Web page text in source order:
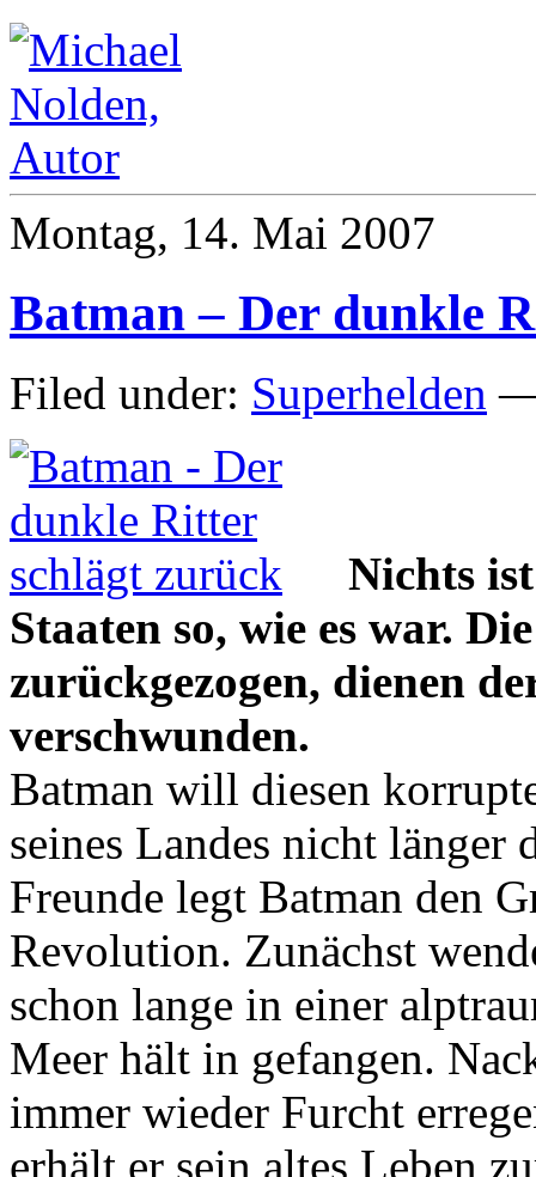
Montag, 14. Mai 2007
Batman – Der dunkle
Filed under: Superhelden —
Nichts
Staaten so, wie es war.
zurückgezogen, dienen
verschwunden.
Batman will diesen
seines Landes nicht
Freunde legt Batman den
Revolution. Zunächst
schon lange in einer
Meer hält in gefangen.
immer wieder Furcht
erhält er sein altes Leben